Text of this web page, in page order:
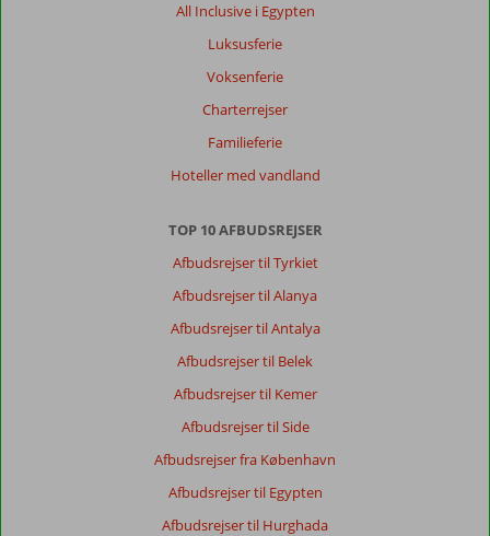
All Inclusive i Egypten
Luksusferie
Voksenferie
Charterrejser
Familieferie
Hoteller med vandland
TOP 10 AFBUDSREJSER
Afbudsrejser til Tyrkiet
Afbudsrejser til Alanya
Afbudsrejser til Antalya
Afbudsrejser til Belek
Afbudsrejser til Kemer
Afbudsrejser til Side
Afbudsrejser fra København
Afbudsrejser til Egypten
Afbudsrejser til Hurghada